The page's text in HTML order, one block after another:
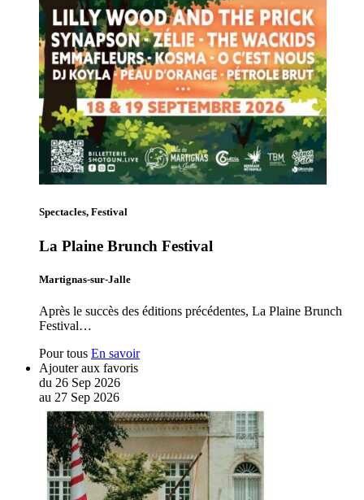
Spectacles, Festival
La Plaine Brunch Festival
Martignas-sur-Jalle
Après le succès des éditions précédentes, La Plaine Brunch
Festival…
Pour tous En savoir
Ajouter aux favoris
du 26 Sep 2026
au 27 Sep 2026